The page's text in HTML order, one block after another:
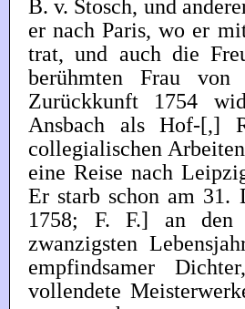
B. v. Stosch, und
er nach Paris, wo er
trat, und auch die
berühmten Frau
Zurückkunft 1754
Ansbach als Hof-[,]
collegialischen
eine Reise nach
Er starb schon am 31.
1758; F. F.] an den
zwanzigsten
empfindsamer
vollendete